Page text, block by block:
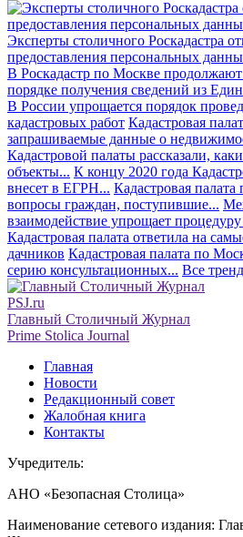
Эксперты столичного Роскадастра
предоставления персональных
В Роскадастр по Москве
порядке получения сведений из
В России упрощается порядок
кадастровых работ Кадастровая
запрашиваемые данные о
Кадастровой палаты рассказали,
объекты... К концу 2020 года
внесет в ЕГРН... Кадастровая
вопросы граждан, поступившие...
взаимодействие упрощает
Кадастровая палата ответила на
дачников Кадастровая палата по
серию консультационных... Все
PSJ.ru
Главный Столичный Журнал
Prime Stolica Journal
Главная
Новости
Редакционный совет
Жалобная книга
Контакты
Учредитель:
АНО «Безопасная Столица»
Наименование сетевого издания: